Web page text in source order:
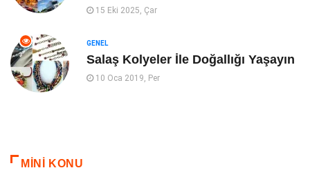
Ev İşleri
Mobilya
Astroloji
15 Eki 2025, Çar
GENEL
Salaş Kolyeler İle Doğallığı Yaşayın
10 Oca 2019, Per
MİNİ KONU